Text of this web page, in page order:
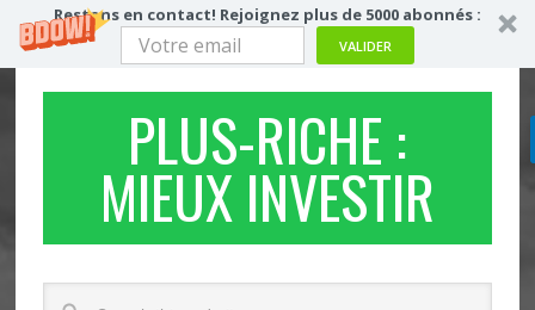
Restons en contact! Rejoignez plus de 5000 abonnés :
VALIDER
PLUS-RICHE :
MIEUX INVESTIR